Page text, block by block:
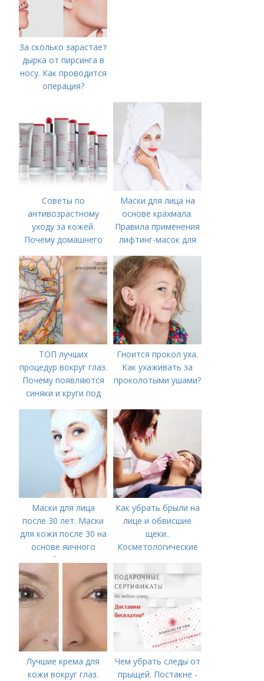
За сколько зарастает
дырка от пирсинга в
носу. Как проводится
операция?
Советы по
антивозрастному
уходу за кожей.
Почему домашнего
Маски для лица на
основе крахмала.
Правила применения
лифтинг-масок для
ТОП лучших
процедур вокруг глаз.
Почему появляются
синяки и круги под
Гноится прокол уха.
Как ухаживать за
проколотыми ушами?
Маски для лица
после 30 лет. Маски
для кожи после 30 на
основе яичного
белка
Как убрать брыли на
лице и обвисшие
щеки..
Косметологические
Лучшие крема для
кожи вокруг глаз.
Чем убрать следы от
прыщей. Постакне -